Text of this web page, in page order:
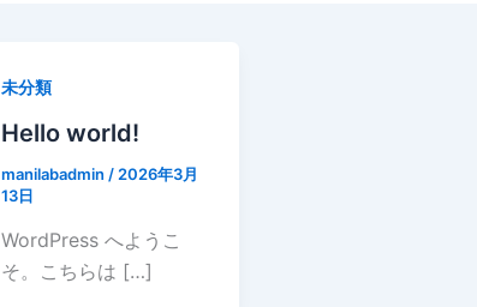
未分類
Hello world!
manilabadmin / 2026年3月
13日
WordPress へようこ
そ。こちらは […]